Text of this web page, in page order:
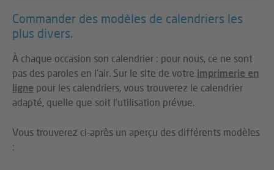
Commander des modèles de calendriers les
plus divers.
À chaque occasion son calendrier : pour nous, ce ne sont
pas des paroles en l’air. Sur le site de votre imprimerie en
ligne pour les calendriers, vous trouverez le calendrier
adapté, quelle que soit l’utilisation prévue.
Vous trouverez ci-après un aperçu des différents modèles
: